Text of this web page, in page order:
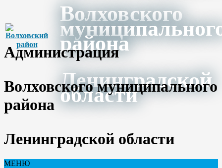
Волховского
района
Ленинградской
области
Администрация
Волховского муниципального
района
Ленинградской области
МЕНЮ